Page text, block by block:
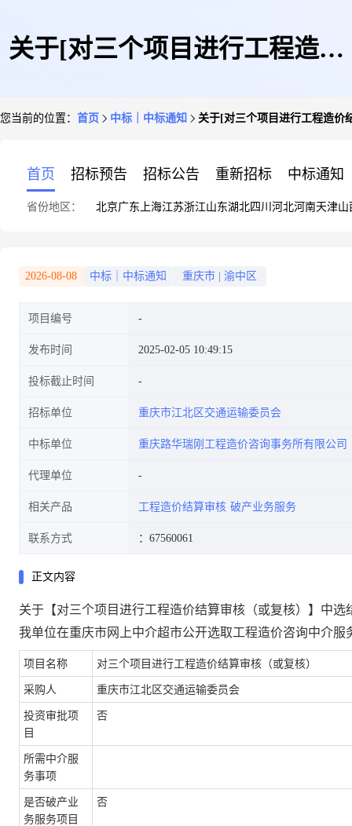
关于[对三个项目进行工程造价
您当前的位置： 首页 中标｜中标通知 关于[对三个项目进行工程造价
首页 招标预告 招标公告 重新招标 中标通知
省份地区： 北京广东 上海江苏浙江山东湖北四川 河北河南天津山
2026-08-08 中标｜中标通知 重庆市 渝中区
项目编号
发布时间 2025-02-05 10:49:15
投标截止时间
招标单位 重庆市江北区交通运输委员会
中标单位 重庆路华瑞刚工程造价咨询事务所有限公司
代理单位
相关产品 工程造价结算审核 破产业务服务
联系方式 ：67560061
正文内容
关于【对三个项目进行工程造价结算审核（或复核）】中选
我单位在重庆市网上中介超市公开选取工程造价咨询中介
项目名称 对三个项目进行工程造价结算审核（或复核）
采购人 重庆市江北区交通运输委员会
投资审批项
目
否
所需中介服
务事项
是否破产业
务服务项目
否